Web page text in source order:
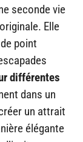
seconde vie
Elle
point
différentes
dans un
un attrait
élégante